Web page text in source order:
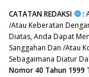
CATATAN REDAKSI :
/Atau Keberatan
Diatas, Anda Dapat
Sanggahan Dan /Atau
Sebagaimana Diatur
Nomor 40 Tahun 1999